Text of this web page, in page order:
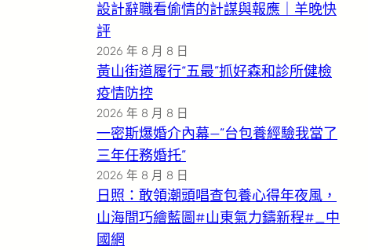
設計辭職看偷情的計謀與報應｜羊晚快
評
2026 年 8 月 8 日
黃山街道履行“五最”抓好森和診所健檢
疫情防控
2026 年 8 月 8 日
一密斯爆婚介內幕—”台包養經驗我當了
三年任務婚托”
2026 年 8 月 8 日
日照：敢領潮頭唱查包養心得年夜風，
山海間巧繪藍圖#山東氣力鑄新程#_中
國網